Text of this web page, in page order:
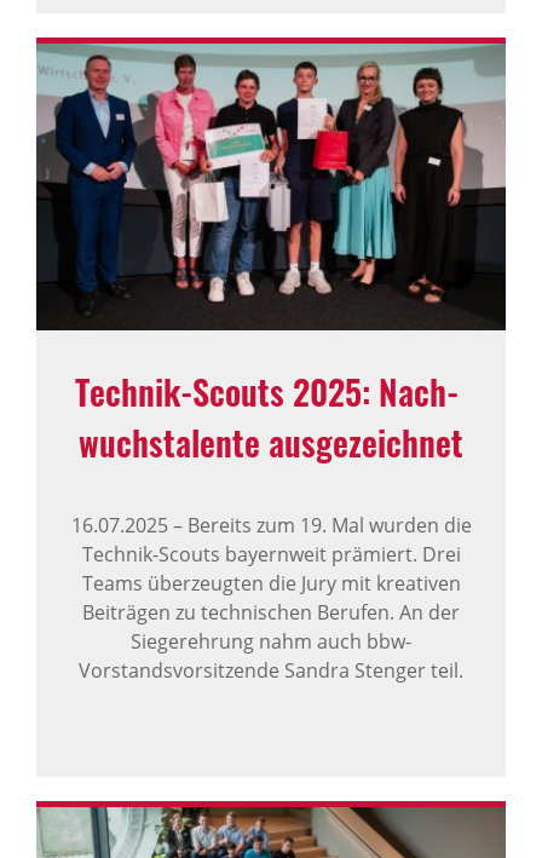
Technik-Scouts 2025: Nach­
wuchs­ta­lente ausge­zeichnet
16.07.2025–Bereits zum 19. Mal wurden die
Technik-Scouts bayernweit prämiert. Drei
Teams überzeugten die Jury mit kreativen
Beiträgen zu technischen Berufen. An der
Siegerehrung nahm auch bbw-
Vorstandsvorsitzende Sandra Stenger teil.